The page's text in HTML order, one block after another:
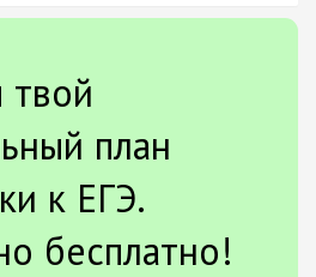
твой
план
к ЕГЭ.
бесплатно!